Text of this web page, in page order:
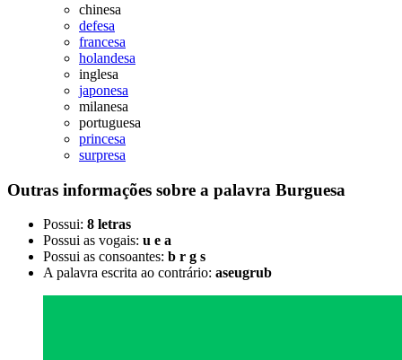
chinesa
defesa
francesa
holandesa
inglesa
japonesa
milanesa
portuguesa
princesa
surpresa
Outras informações sobre a palavra Burguesa
Possui: 8 letras
Possui as vogais: u e a
Possui as consoantes: b r g s
A palavra escrita ao contrário: aseugrub